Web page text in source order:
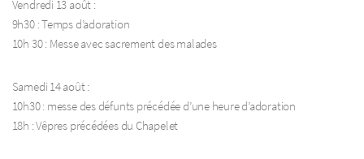
Vendredi 13 août :
9h30 : Temps d’adoration
10h 30 : Messe avec sacrement des malades
Samedi 14 août :
10h30 : messe des défunts précédée d’une heure d’adoration
18h : Vêpres précédées du Chapelet